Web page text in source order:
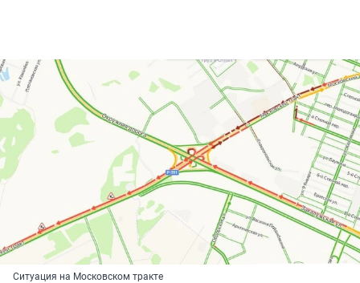
Ситуация на Московском тракте